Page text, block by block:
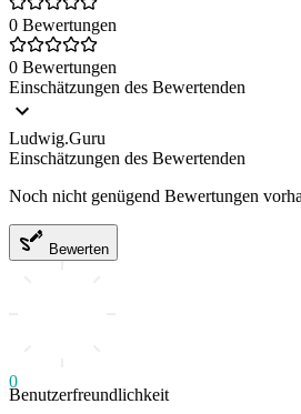
0 Bewertungen
0 Bewertungen
Einschätzungen des Bewertenden
Ludwig.Guru
Einschätzungen des Bewertenden
Noch nicht genügend Bewertungen
Bewerten
0
Benutzerfreundlichkeit